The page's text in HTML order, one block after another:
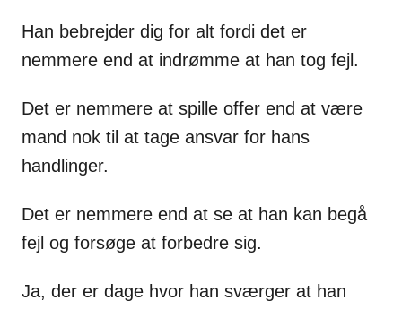
Han bebrejder dig for alt fordi det er
nemmere end at indrømme at han tog fejl.
Det er nemmere at spille offer end at være
mand nok til at tage ansvar for hans
handlinger.
Det er nemmere end at se at han kan begå
fejl og forsøge at forbedre sig.
Ja, der er dage hvor han sværger at han